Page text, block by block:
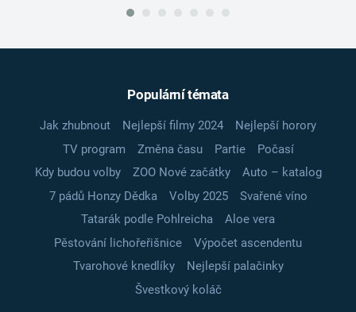
Populární témata
Jak zhubnout Nejlepší filmy 2024
Nejlepší horory
TV program
Změna času Partie
Počasí
Kdy budou volby
ZOO Nové začátky
Auto – katalog
7 pádů Honzy Dědka
Volby 2025
Svařené víno
Tatarák podle Pohlreicha
Aloe vera
Pěstování lichořeřišnice
Výpočet ascendentu
Tvarohové knedlíky
Nejlepší palačinky
Švestkový koláč